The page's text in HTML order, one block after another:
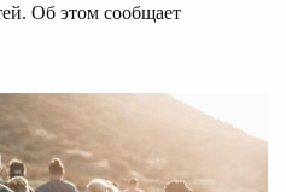
Об этом сообщает